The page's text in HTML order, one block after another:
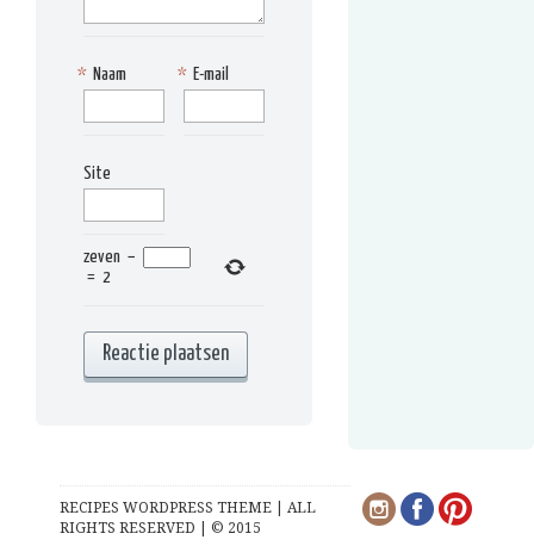
Naam
* E-mail
*
Site
zeven −
= 2
RECIPES WORDPRESS THEME | ALL
RIGHTS RESERVED | © 2015